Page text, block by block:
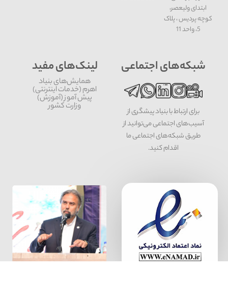
ابتدای ولیعصر،
کوچه پردیس ، پلاک
5، واحد 11
شبکه‌های اجتماعی
برای ارتباط با بنیاد پیشگری از
آسیب‌های اجتماعی می‌توانید از
طریق شبکه‌‎های اجتماعی ما
اقدام کنید.
لینک‌های مفید
همایش‌های بنیاد
اهرم (خدمات اینترنتی)
پیش آموز (آموزش)
وزارت کشور